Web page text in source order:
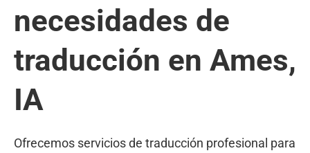
necesidades de
traducción en Ames,
IA
Ofrecemos servicios de traducción profesional para